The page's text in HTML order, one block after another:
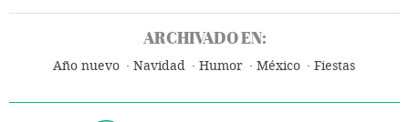
ARCHIVADO EN:
Año nuevo Navidad Humor México Fiestas